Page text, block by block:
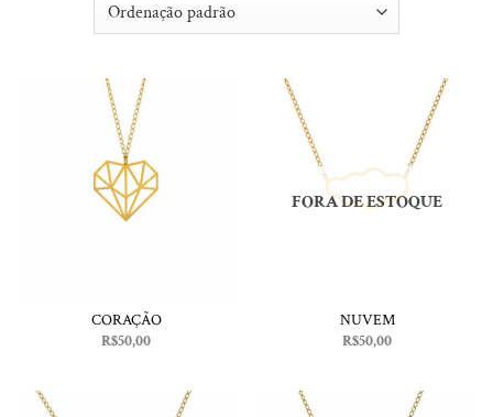
CORAÇÃO
R$50,00
FORA DE ESTOQUE
NUVEM
R$50,00